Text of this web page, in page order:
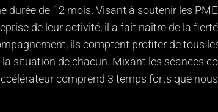
durée de 12 mois. Visant à soutenir les
de leur activité, il a fait naître de la
ils comptent profiter de tous
situation de chacun. Mixant les séances
comprend 3 temps forts que